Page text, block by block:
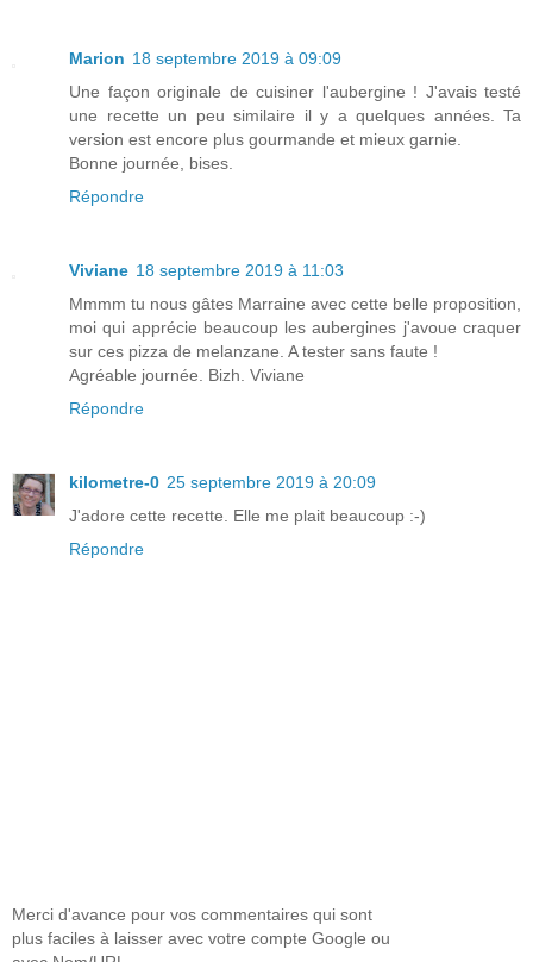
Marion 18 septembre 2019 à 09:09
Une façon originale de cuisiner l'aubergine ! J'avais testé
une recette un peu similaire il y a quelques années. Ta
version est encore plus gourmande et mieux garnie.
Bonne journée, bises.
Répondre
Viviane 18 septembre 2019 à 11:03
Mmmm tu nous gâtes Marraine avec cette belle proposition,
moi qui apprécie beaucoup les aubergines j'avoue craquer
sur ces pizza de melanzane. A tester sans faute !
Agréable journée. Bizh. Viviane
Répondre
kilometre-0 25 septembre 2019 à 20:09
J'adore cette recette. Elle me plait beaucoup :-)
Répondre
Merci d'avance pour vos commentaires qui sont
plus faciles à laisser avec votre compte Google ou